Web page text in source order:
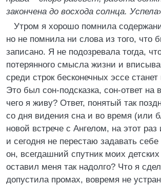
закончена до восхода солнца. Успела
Утром я хорошо помнила
но не помнила ни слова из того, что
записано. Я не подозревала тогда,
потерянного смысла жизни и
среди строк бесконечных эссе
Это был сон-подсказка, сон-ответ на
чего я живу? Ответ, понятый так
со дня видения сна и во время (или
новой встрече с Ангелом, на этот раз
и сегодня не перестаю задавать
он, всегдашний спутник моих
оставил меня так надолго? Что я
допустила промах, вовремя не